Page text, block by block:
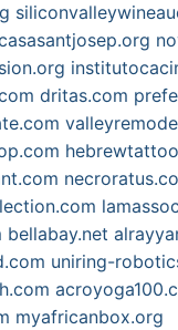
dritas.com
bellabay.net
uniring-
myafricanbox.org